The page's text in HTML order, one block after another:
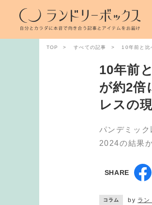
TOP すべての記事 10年前と比
10年前
が約2倍
レスの
パンデミッ
2024の結果
SHARE
コラム by ラン